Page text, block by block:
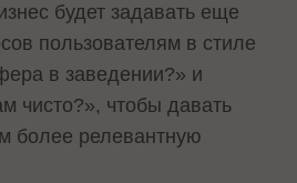
будет задавать еще
пользователям в стиле
в заведении?» и
чисто?», чтобы давать
более релевантную